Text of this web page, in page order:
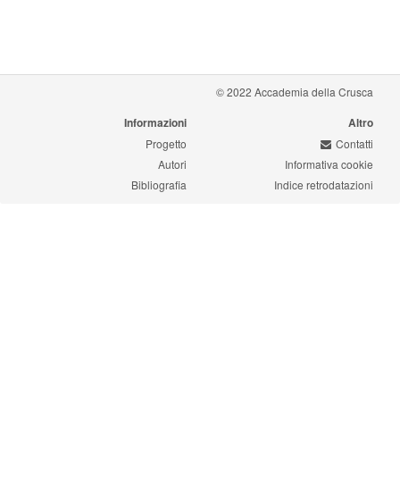
© 2022 Accademia della Crusca
Informazioni
Progetto
Autori
Bibliografia
Altro
Contatti
Informativa cookie
Indice retrodatazioni